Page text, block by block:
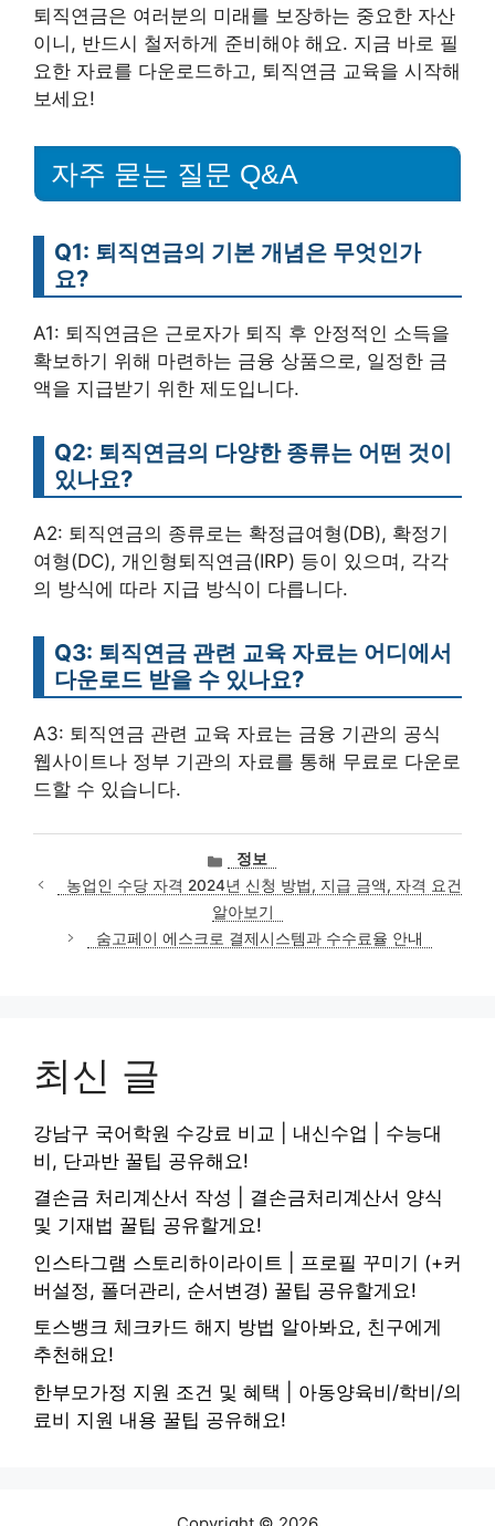
퇴직연금은 여러분의 미래를 보장하는 중요한 자산
이니, 반드시 철저하게 준비해야 해요. 지금 바로 필
요한 자료를 다운로드하고, 퇴직연금 교육을 시작해
보세요!
자주 묻는 질문 Q&A
Q1: 퇴직연금의 기본 개념은 무엇인가
요?
A1: 퇴직연금은 근로자가 퇴직 후 안정적인 소득을
확보하기 위해 마련하는 금융 상품으로, 일정한 금
액을 지급받기 위한 제도입니다.
Q2: 퇴직연금의 다양한 종류는 어떤 것이
있나요?
A2: 퇴직연금의 종류로는 확정급여형(DB), 확정기
여형(DC), 개인형퇴직연금(IRP) 등이 있으며, 각각
의 방식에 따라 지급 방식이 다릅니다.
Q3: 퇴직연금 관련 교육 자료는 어디에서
다운로드 받을 수 있나요?
A3: 퇴직연금 관련 교육 자료는 금융 기관의 공식
웹사이트나 정부 기관의 자료를 통해 무료로 다운로
드할 수 있습니다.
카
테
고
리
정보
농업인 수당 자격 2024년 신청 방법, 지급 금액, 자격 요건
알아보기
숨고페이 에스크로 결제시스템과 수수료율 안내
최신 글
강남구 국어학원 수강료 비교 | 내신수업 | 수능대
비, 단과반 꿀팁 공유해요!
결손금 처리계산서 작성 | 결손금처리계산서 양식
및 기재법 꿀팁 공유할게요!
인스타그램 스토리하이라이트 | 프로필 꾸미기 (+커
버설정, 폴더관리, 순서변경) 꿀팁 공유할게요!
토스뱅크 체크카드 해지 방법 알아봐요, 친구에게
추천해요!
한부모가정 지원 조건 및 혜택 | 아동양육비/학비/의
료비 지원 내용 꿀팁 공유해요!